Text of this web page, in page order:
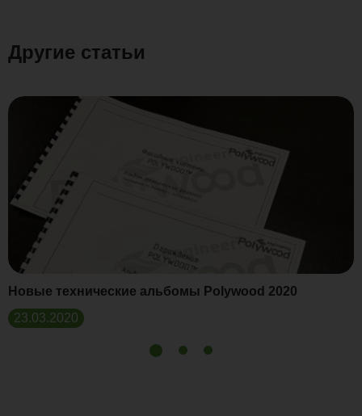
Другие статьи
Новые технические альбомы Polywood 2020
23.03.2020